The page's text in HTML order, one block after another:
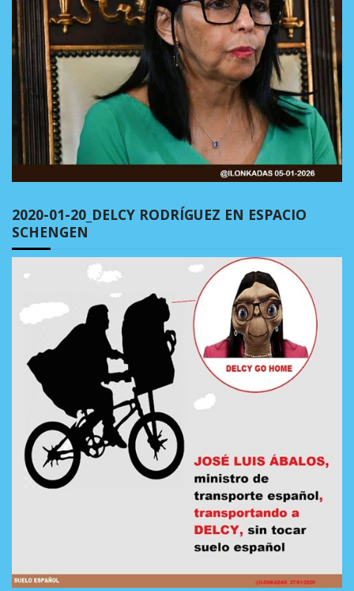
2020-01-20_DELCY RODRÍGUEZ EN ESPACIO
SCHENGEN